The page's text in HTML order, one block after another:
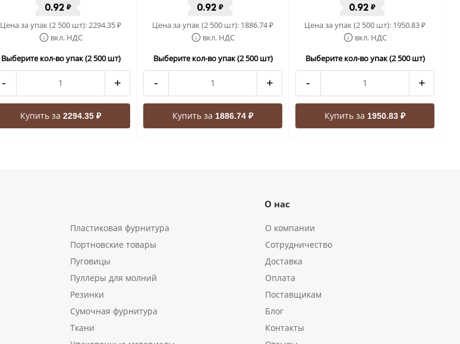
0.92 ₽
Цена за упак (2 500 шт): 2294.35₽
вкл. НДС
Выберите кол-во упак (2 500 шт)
- +
Купить за 2294.35 ₽
0.92 ₽
Цена за упак (2 500 шт): 1886.74₽
вкл. НДС
Выберите кол-во упак (2 500 шт)
- +
Купить за 1886.74 ₽
0.92 ₽
Цена за упак (2 500 шт): 1950.83₽
вкл. НДС
Выберите кол-во упак (2 500 шт)
- +
Купить за 1950.83 ₽
Пластиковая фурнитура
Портновские товары
Пуговицы
Пуллеры для молний
Резинки
Сумочная фурнитура
Ткани
О нас
О компании
Сотрудничество
Доставка
Оплата
Поставщикам
Блог
Контакты